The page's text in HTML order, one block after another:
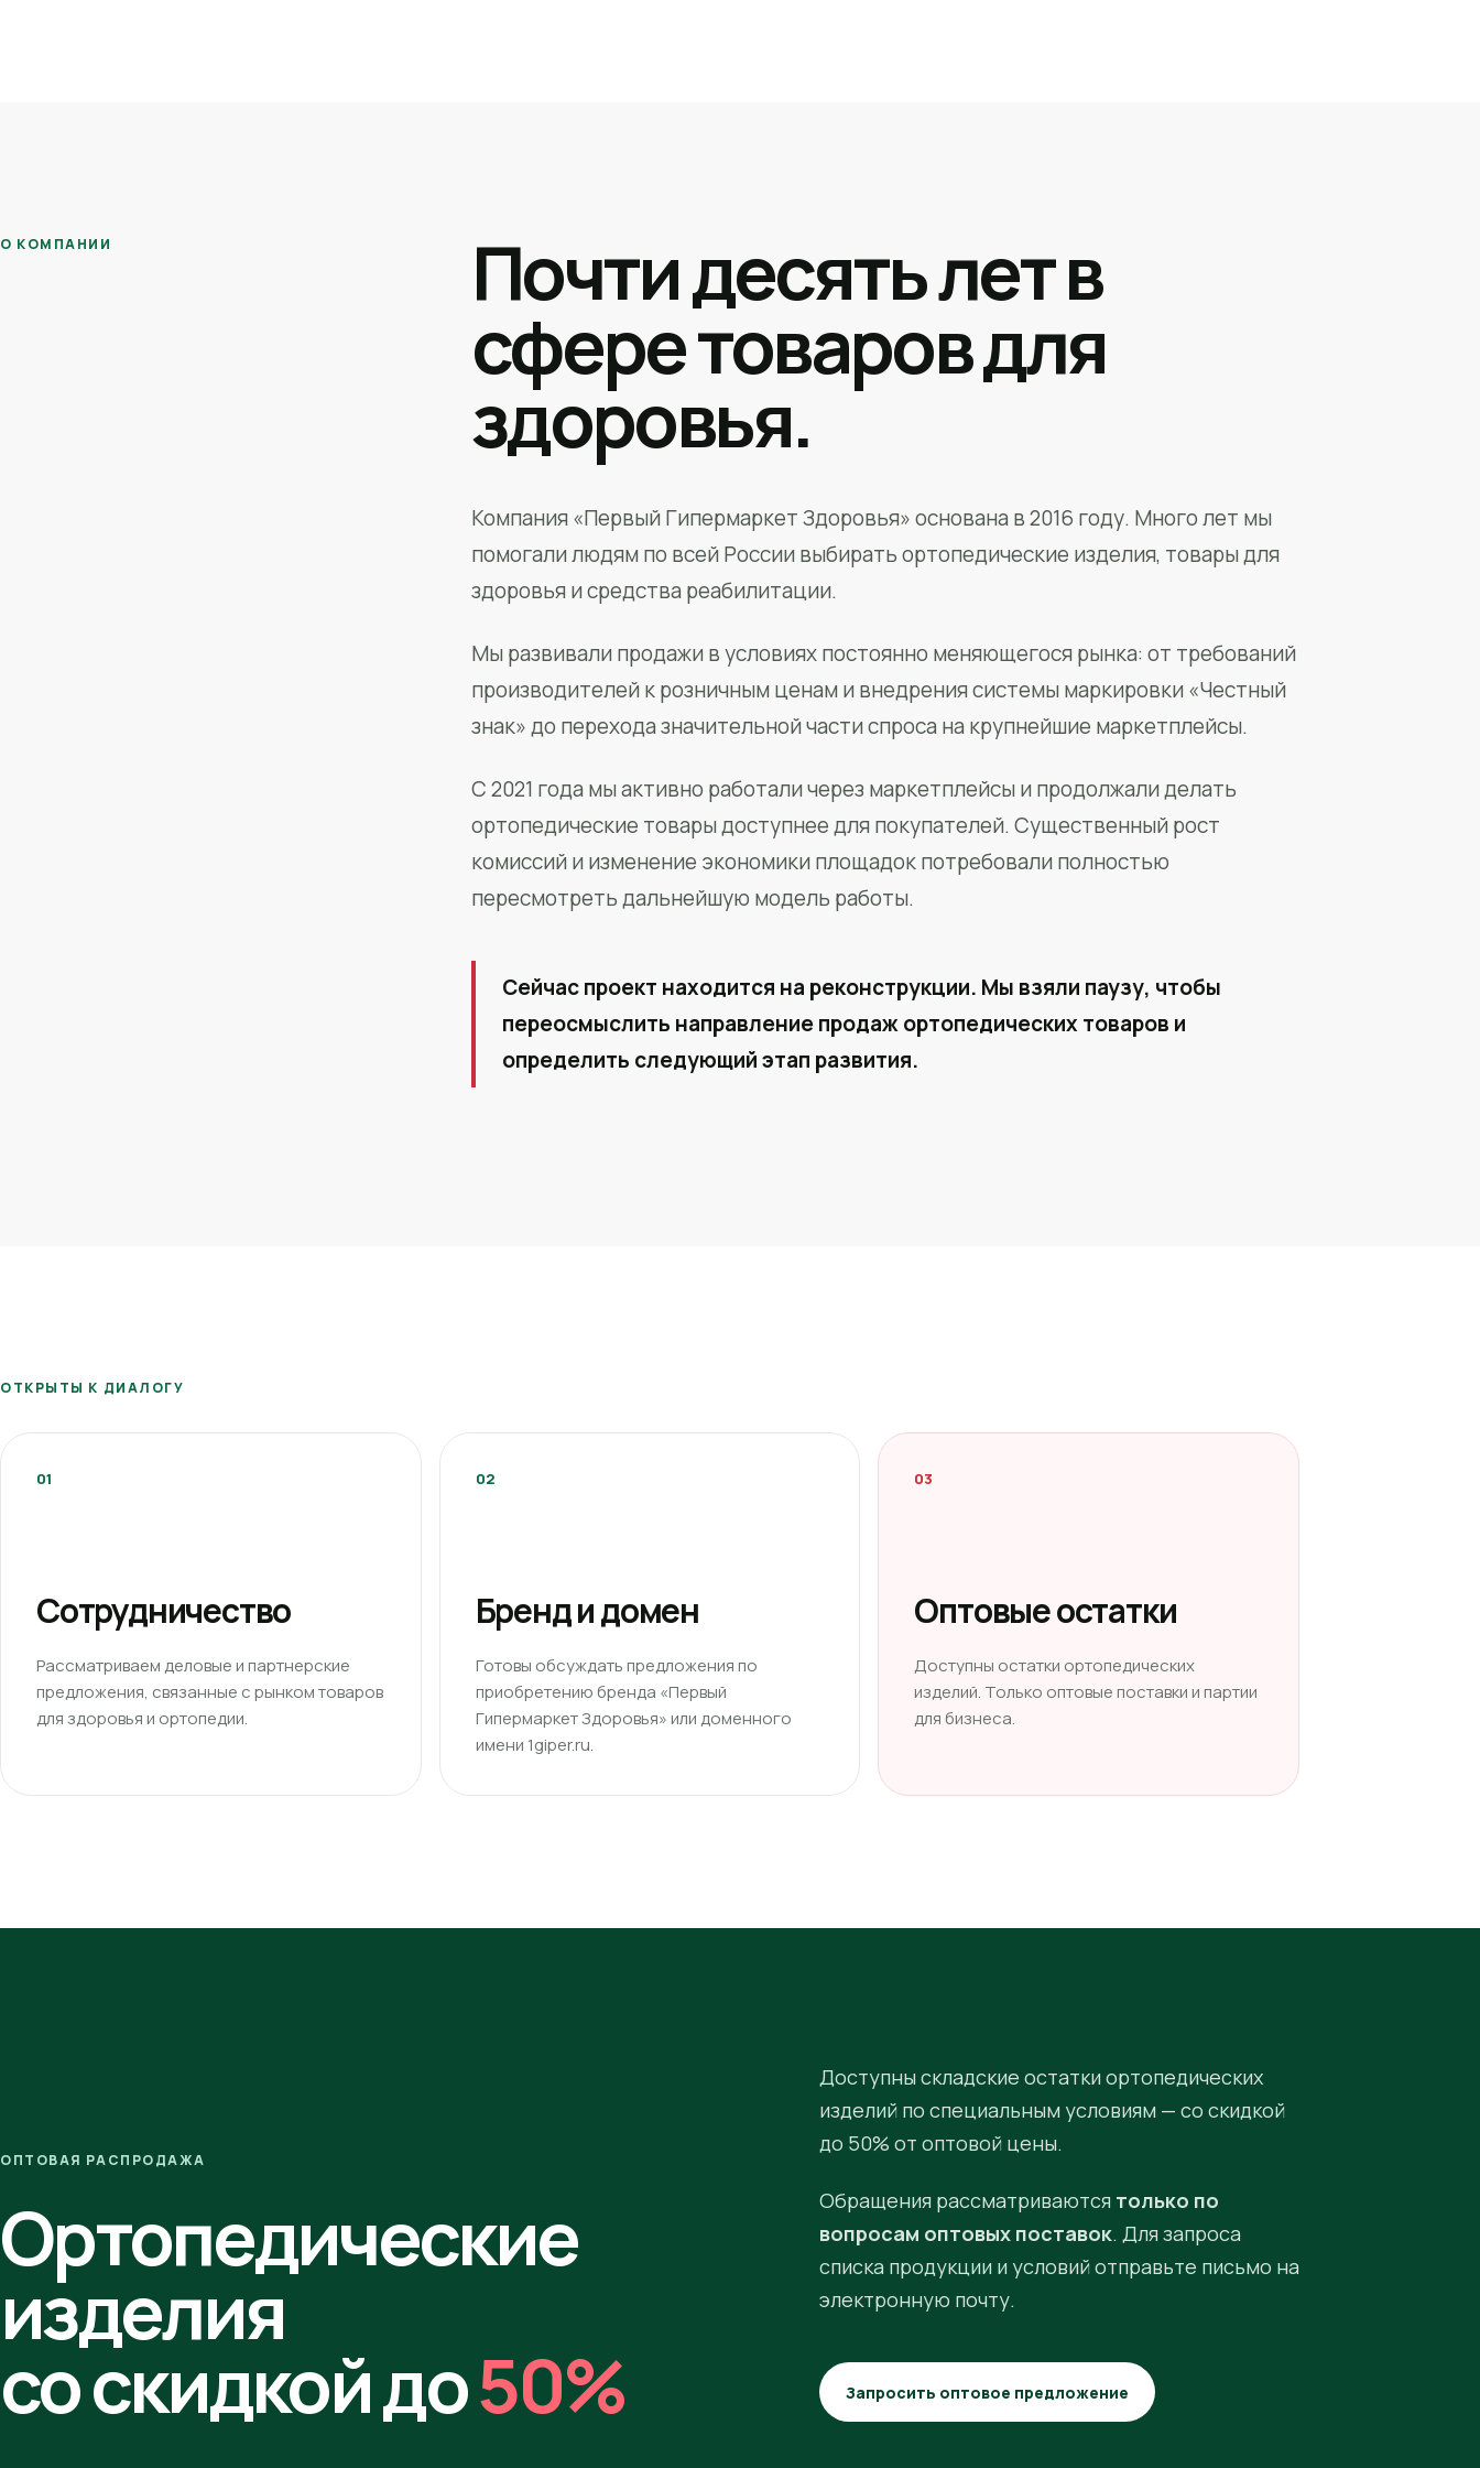
О КОМПАНИИ Почти десять лет в
сфере товаров для
здоровья.
Компания «Первый Гипермаркет Здоровья» основана в 2016 году. Много лет мы
помогали людям по всей России выбирать ортопедические изделия, товары для
здоровья и средства реабилитации.
Мы развивали продажи в условиях постоянно меняющегося рынка: от требований
производителей к розничным ценам и внедрения системы маркировки «Честный
знак» до перехода значительной части спроса на крупнейшие маркетплейсы.
С 2021 года мы активно работали через маркетплейсы и продолжали делать
ортопедические товары доступнее для покупателей. Существенный рост
комиссий и изменение экономики площадок потребовали полностью
пересмотреть дальнейшую модель работы.
Сейчас проект находится на реконструкции. Мы взяли паузу, чтобы
переосмыслить направление продаж ортопедических товаров и
определить следующий этап развития.
ОТКРЫТЫ К ДИАЛОГУ
01
Сотрудничество
Рассматриваем деловые и партнерские
предложения, связанные с рынком товаров
для здоровья и ортопедии.
02
Бренд и домен
Готовы обсуждать предложения по
приобретению бренда «Первый
Гипермаркет Здоровья» или доменного
имени 1giper.ru.
03
Оптовые остатки
Доступны остатки ортопедических
изделий. Только оптовые поставки и партии
для бизнеса.
ОПТОВАЯ РАСПРОДАЖА
Ортопедические
изделия
со скидкой до50%
Доступны складские остатки ортопедических
изделий по специальным условиям — со скидкой
до 50% от оптовой цены.
Обращения рассматриваются только по
вопросам оптовых поставок. Для запроса
списка продукции и условий отправьте письмо на
электронную почту.
Запросить оптовое предложение